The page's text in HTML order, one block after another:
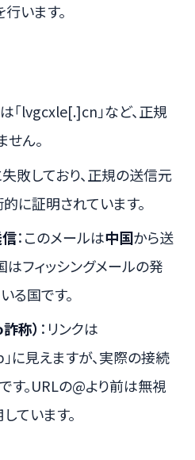
います。
「lvgcxle[.]cn」など、正規
せん。
失敗しており、正規の送信元
に証明されています。
：このメールは中国から送
はフィッシングメールの発
る国です。
称） ：リンクは
に見えますが、実際の接続
す。URLの@より前は無視
ています。